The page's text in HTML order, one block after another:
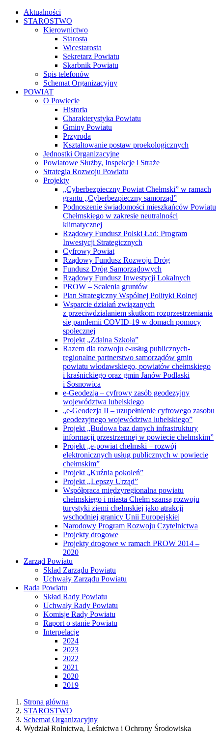
Aktualności
STAROSTWO
Kierownictwo
Starosta
Wicestarosta
Sekretarz Powiatu
Skarbnik Powiatu
Spis telefonów
Schemat Organizacyjny
POWIAT
O Powiecie
Historia
Charakterystyka Powiatu
Gminy Powiatu
Przyroda
Kształtowanie postaw proekologicznych
Jednostki Organizacyjne
Powiatowe Służby, Inspekcje i Straże
Strategia Rozwoju Powiatu
Projekty
„Cyberbezpieczny Powiat Chełmski” w ramach
grantu „Cyberbezpieczny samorząd”
Podnoszenie świadomości mieszkańców Powiatu
Chełmskiego w zakresie neutralności
klimatycznej
Rządowy Fundusz Polski Ład: Program
Inwestycji Strategicznych
Cyfrowy Powiat
Rządowy Fundusz Rozwoju Dróg
Fundusz Dróg Samorządowych
Rządowy Fundusz Inwestycji Lokalnych
PROW – Scalenia gruntów
Plan Strategiczny Wspólnej Polityki Rolnej
Wsparcie działań związanych
z przeciwdziałaniem skutkom rozprzestrzeniania
się pandemii COVID-19 w domach pomocy
społecznej
Projekt „Zdalna Szkoła”
Razem dla rozwoju e-usług publicznych-
regionalne partnerstwo samorządów gmin
powiatu włodawskiego, powiatów chełmskiego
i kraśnickiego oraz gmin Janów Podlaski
i Sosnowica
e-Geodezja – cyfrowy zasób geodezyjny
województwa lubelskiego
„e-Geodezja II – uzupełnienie cyfrowego zasobu
geodezyjnego województwa lubelskiego”
Projekt „Budowa baz danych infrastruktury
informacji przestrzennej w powiecie chełmskim”
Projekt „e-powiat chełmski – rozwój
elektronicznych usług publicznych w powiecie
chełmskim”
Projekt „Kuźnia pokoleń”
Projekt ,,Lepszy Urząd”
Współpraca międzyregionalna powiatu
chełmskiego i miasta Chełm szansą rozwoju
turystyki ziemi chełmskiej jako atrakcji
wschodniej granicy Unii Europejskiej
Narodowy Program Rozwoju Czytelnictwa
Projekty drogowe
Projekty drogowe w ramach PROW 2014 –
2020
Zarząd Powiatu
Skład Zarządu Powiatu
Uchwały Zarządu Powiatu
Rada Powiatu
Skład Rady Powiatu
Uchwały Rady Powiatu
Komisje Rady Powiatu
Raport o stanie Powiatu
Interpelacje
2024
2023
2022
2021
2020
2019
Strona główna
STAROSTWO
Schemat Organizacyjny
Wydział Rolnictwa, Leśnictwa i Ochrony Środowiska